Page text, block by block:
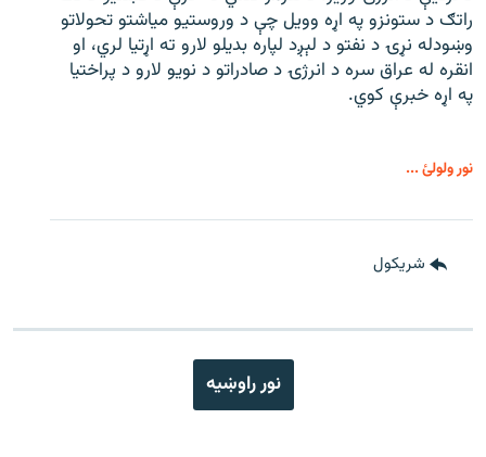
راتګ د ستونزو په اړه وویل چې د وروستیو میاشتو تحولاتو
وښودله نړۍ د نفتو د لېږد لپاره بدیلو لارو ته اړتیا لري، او
انقره له عراق سره د انرژۍ د صادراتو د نویو لارو د پراختیا
په اړه خبرې کوي.
نور ولولئ ...
شريکول
نور راوښيه